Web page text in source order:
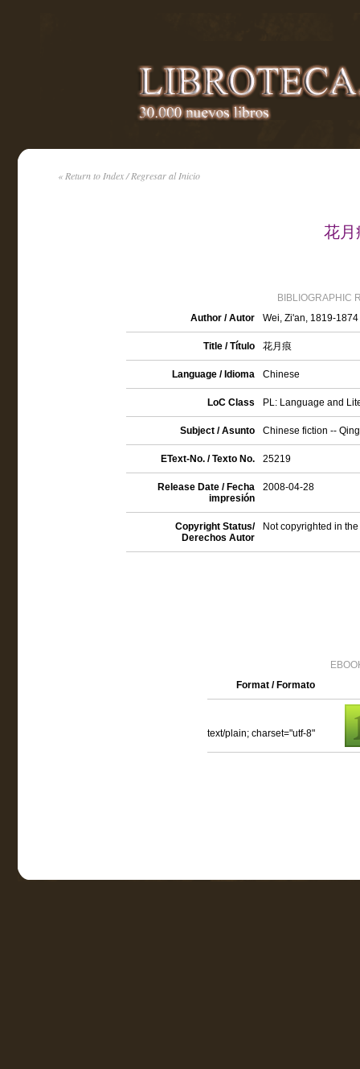
« Return to Index / Regresar al Inicio
花月
BIBLIOGRAPHIC
Author / Autor
Wei, Zi'an, 1819-1874
Title / Título 花月痕
Language / Idioma Chinese
LoC Class PL: Language and
Subject / Asunto Chinese fiction --
EText-No. / Texto No. 25219
Release Date / Fecha
impresión
2008-04-28
Copyright Status/
Derechos Autor
Not copyrighted in
Format / Formato
text/plain; charset="utf-8"